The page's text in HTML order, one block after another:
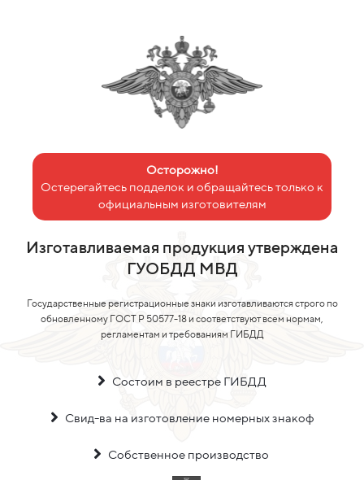
Осторожно!
Остерегайтесь подделок и обращайтесь только к
официальным изготовителям
Изготавливаемая продукция утверждена
ГУОБДД МВД
Государственные регистрационные знаки изготавливаются строго по
обновленному ГОСТ Р 50577-18 и соответствуют всем нормам,
регламентам и требованиям ГИБДД
Состоим в реестре ГИБДД
Свид-ва на изготовление номерных знакоф
Собственное производство